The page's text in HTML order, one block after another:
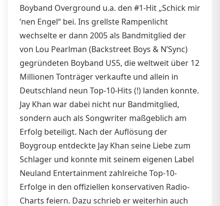
Boyband Overground u.a. den #1-Hit „Schick mir
’nen Engel“ bei. Ins grellste Rampenlicht
wechselte er dann 2005 als Bandmitglied der
von Lou Pearlman (Backstreet Boys & N’Sync)
gegründeten Boyband US5, die weltweit über 12
Millionen Tonträger verkaufte und allein in
Deutschland neun Top-10-Hits (!) landen konnte.
Jay Khan war dabei nicht nur Bandmitglied,
sondern auch als Songwriter maßgeblich am
Erfolg beteiligt. Nach der Auflösung der
Boygroup entdeckte Jay Khan seine Liebe zum
Schlager und konnte mit seinem eigenen Label
Neuland Entertainment zahlreiche Top-10-
Erfolge in den offiziellen konservativen Radio-
Charts feiern. Dazu schrieb er weiterhin auch